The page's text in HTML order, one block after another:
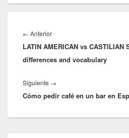
de
entradas
← AnteriorEntrada
anterior:
LATIN AMERICAN vs CASTILIAN
differences and vocabulary
Siguiente →
siguiente:
Cómo pedir café en un bar en